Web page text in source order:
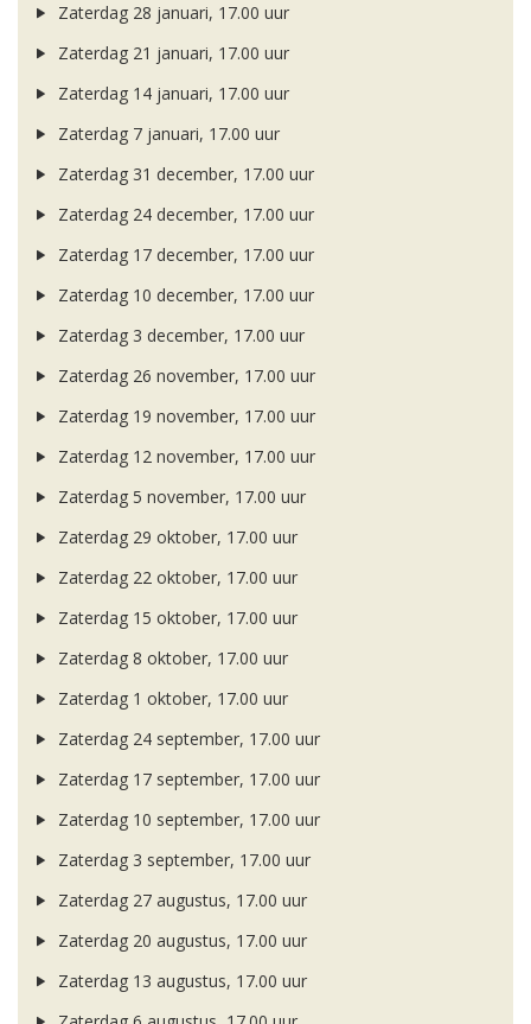
Zaterdag 28 januari, 17.00 uur
Zaterdag 21 januari, 17.00 uur
Zaterdag 14 januari, 17.00 uur
Zaterdag 7 januari, 17.00 uur
Zaterdag 31 december, 17.00 uur
Zaterdag 24 december, 17.00 uur
Zaterdag 17 december, 17.00 uur
Zaterdag 10 december, 17.00 uur
Zaterdag 3 december, 17.00 uur
Zaterdag 26 november, 17.00 uur
Zaterdag 19 november, 17.00 uur
Zaterdag 12 november, 17.00 uur
Zaterdag 5 november, 17.00 uur
Zaterdag 29 oktober, 17.00 uur
Zaterdag 22 oktober, 17.00 uur
Zaterdag 15 oktober, 17.00 uur
Zaterdag 8 oktober, 17.00 uur
Zaterdag 1 oktober, 17.00 uur
Zaterdag 24 september, 17.00 uur
Zaterdag 17 september, 17.00 uur
Zaterdag 10 september, 17.00 uur
Zaterdag 3 september, 17.00 uur
Zaterdag 27 augustus, 17.00 uur
Zaterdag 20 augustus, 17.00 uur
Zaterdag 13 augustus, 17.00 uur